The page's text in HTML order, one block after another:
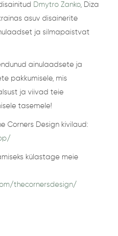
Dmytro Zanko, Diza
asuv disainerite
ja silmapaistvat
ainulaadsete ja
pakkumisele, mis
ja viivad teie
tasemele!
Corners Design kivilaud:
külastage meie
thecornersdesign/